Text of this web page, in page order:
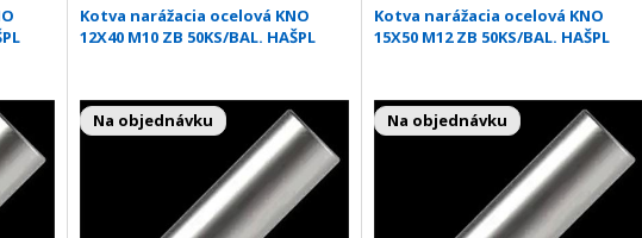
Kotva narážacia ocelová KNO
12X40 M10 ZB 50KS/BAL. HAŠPL
Na objednávku
Kotva narážacia ocelová KNO
15X50 M12 ZB 50KS/BAL. HAŠPL
Na objednávku